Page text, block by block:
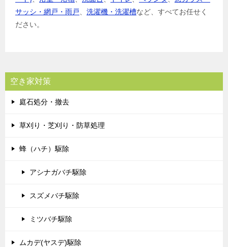
サッシ・網戸・雨戸
洗濯機・洗濯槽など、すべてお任せく
ださい。
空き家対策
庭石処分・撤去
草刈り・芝刈り・防草処理
蜂（ハチ）駆除
アシナガバチ駆除
スズメバチ駆除
ミツバチ駆除
ムカデ(ヤスデ)駆除